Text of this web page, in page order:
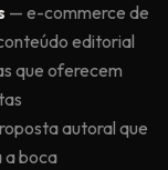
— e-commerce de
editorial
que oferecem
autoral que
a boca